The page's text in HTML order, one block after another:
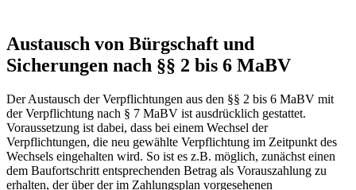
Austausch von Bürgschaft und
Sicherungen nach §§ 2 bis 6 MaBV
Der Austausch der Verpflichtungen aus den §§ 2 bis 6 MaBV mit
der Verpflichtung nach § 7 MaBV ist ausdrücklich gestattet.
Voraussetzung ist dabei, dass bei einem Wechsel der
Verpflichtungen, die neu gewählte Verpflichtung im Zeitpunkt des
Wechsels eingehalten wird. So ist es z.B. möglich, zunächst einen
dem Baufortschritt entsprechenden Betrag als Vorauszahlung zu
erhalten, der über der im Zahlungsplan vorgesehenen